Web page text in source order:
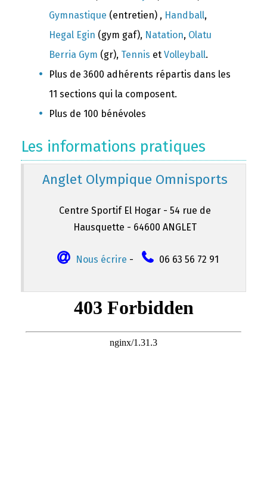
Gymnastique (entretien) , Handball,
Hegal Egin (gym gaf), Natation, Olatu
Berria Gym (gr), Tennis et Volleyball.
Plus de 3600 adhérents répartis dans les
11 sections qui la composent.
Plus de 100 bénévoles
Les informations pratiques
Anglet Olympique Omnisports
Centre Sportif El Hogar - 54 rue de
Hausquette - 64600 ANGLET
Nous écrire - 06 63 56 72 91